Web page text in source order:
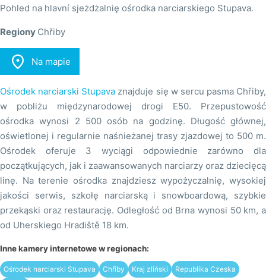
Pohled na hlavní sjeżdżalnię ośrodka narciarskiego Stupava.
Regiony Chřiby
 Na mapie
Ośrodek narciarski Stupava znajduje się w sercu pasma Chřiby,
w pobliżu międzynarodowej drogi E50. Przepustowość
ośrodka wynosi 2 500 osób na godzinę. Długość głównej,
oświetlonej i regularnie naśnieżanej trasy zjazdowej to 500 m.
Ośrodek oferuje 3 wyciągi odpowiednie zarówno dla
początkujących, jak i zaawansowanych narciarzy oraz dziecięcą
linę. Na terenie ośrodka znajdziesz wypożyczalnię, wysokiej
jakości serwis, szkołę narciarską i snowboardową, szybkie
przekąski oraz restaurację. Odległość od Brna wynosi 50 km, a
od Uherskiego Hradiště 18 km.
Inne kamery internetowe w regionach:
Ośrodek narciarski Stupava Chřiby Kraj zliński
Republika Czeska